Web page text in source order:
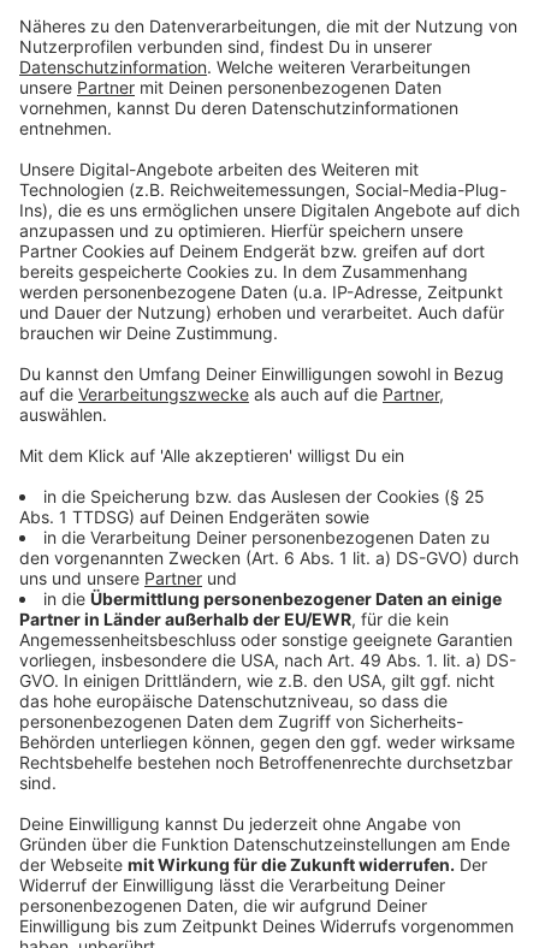
Donnerstag, 30. Dezember: 8 bis 22 Uhr
Freitag, 31. Dezember, bis Sonntag, 2. Januar 2022:
geschlossen
Öffnungszeiten Impfstelle U-Bahnhof Heinrich-
Heine-Allee:
Montag, 27. Dezember, bis Donnerstag, 30. Dezember:
10 bis 17.30 Uhr
Freitag, 31. Dezember, bis Sonntag, 2. Januar 2022:
geschlossen
Impfmobil-Standorte:
Das Impfmobil fährt am Montag, 27. Dezember, und
Dienstag, 28. Dezember, den Oberbilker Markt an und
steht Interessierten in der Zeit von 10 bis 17.30 Uhr
zur Verfügung. Am Mittwoch, 29. Dezember, und
Donnerstag, 30. Dezember, steht es zwischen 10 und
17.30 Uhr an der Fürstenberger Straße in Hassels.
Montag, 27. Dezember, bis Freitag, 31. Dezember, 8 bis
16 Uhr
Samstag, 1. Januar 2022: 9 bis 14 Uhr